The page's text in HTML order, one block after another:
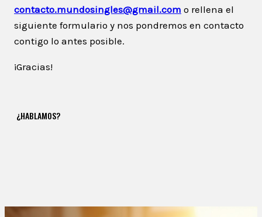
contacto.mundosingles@gmail.com o rellena el
siguiente formulario y nos pondremos en contacto
contigo lo antes posible.
¡Gracias!
¿HABLAMOS?